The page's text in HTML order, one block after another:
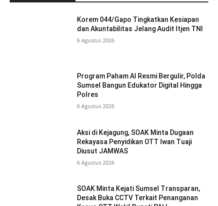
Korem 044/Gapo Tingkatkan Kesiapan
dan Akuntabilitas Jelang Audit Itjen TNI
6 Agustus 2026
Program Paham AI Resmi Bergulir, Polda
Sumsel Bangun Edukator Digital Hingga
Polres
6 Agustus 2026
Aksi di Kejagung, SOAK Minta Dugaan
Rekayasa Penyidikan OTT Iwan Tuaji
Diusut JAMWAS
6 Agustus 2026
SOAK Minta Kejati Sumsel Transparan,
Desak Buka CCTV Terkait Penanganan